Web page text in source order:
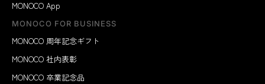
MONOCO App
MONOCO FOR BUSINESS
MONOCO 周年記念ギフト
MONOCO 社内表彰
MONOCO 卒業記念品